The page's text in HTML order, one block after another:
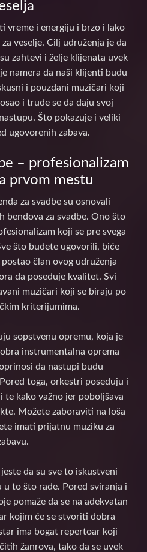
vreme i energiju i brzo i lako
veselje. Cilj udruženja je da
zahtevi i želje klijenata uvek
namera da naši klijenti budu
i pouzdani muzičari koji
i trude se da daju svoj
Što pokazuje i veliki
ugovorenih zabava.
– profesionalizam
prvom mestu
za svadbe su osnovali
bendova za svadbe. Ono što
koji se pre svega
što budete ugovorili, biće
član ovog udruženja
da poseduje kvalitet. Svi
muzičari koji se biraju po
kriterijumima.
sopstvenu opremu, koja je
instrumentalna oprema
da nastupi budu
toga, orkestri poseduju i
te kako važno jer poboljšava
Možete zaboraviti na loša
imati prijatnu muziku za
da su sve to iskustveni
u to što rade. Pored sviranja i
pomaže da se na adekvatan
kojim će se stvoriti dobra
ima bogat repertoar koji
žanrova, tako da se uvek